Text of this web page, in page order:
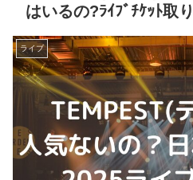
はいるの?ﾗｲﾌﾞﾁｹｯﾄ取
ライブ